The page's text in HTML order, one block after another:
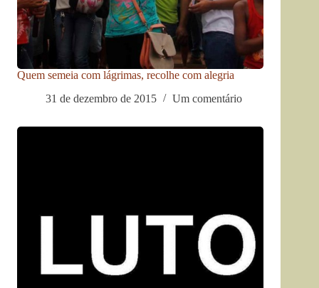
Quem semeia com lágrimas, recolhe com alegria
31 de dezembro de 2015
Um comentário